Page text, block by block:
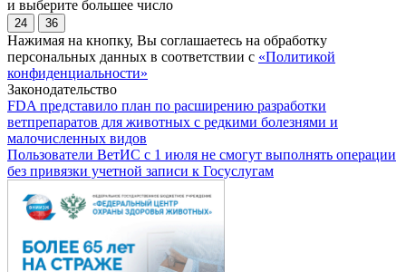
и выберите большее число
24 36
Нажимая на кнопку, Вы соглашаетесь на обработку
персональных данных в соответствии с «Политикой
конфиденциальности»
Законодательство
FDA представило план по расширению разработки
ветпрепаратов для животных с редкими болезнями и
малочисленных видов
Пользователи ВетИС с 1 июля не смогут выполнять операции
без привязки учетной записи к Госуслугам